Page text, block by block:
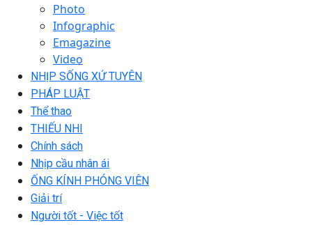
Photo
Infographic
Emagazine
Video
NHỊP SỐNG XỨ TUYÊN
PHÁP LUẬT
Thể thao
THIẾU NHI
Chính sách
Nhịp cầu nhân ái
ỐNG KÍNH PHÓNG VIÊN
Giải trí
Người tốt - Việc tốt